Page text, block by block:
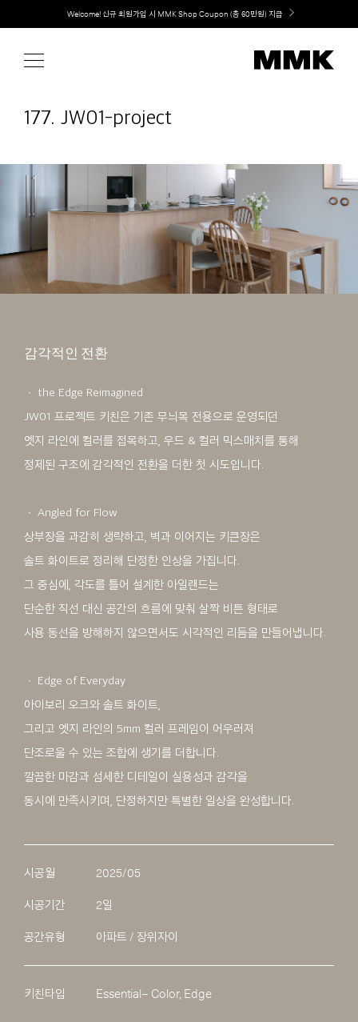
content
취향대로 완성하는 커스텀 아일랜드 키친, MMK The Island 출시
177. JW01-project
감각적인 전환
ㆍ the Edge Reimagined
JW01 프로젝트 키친은 기존 무늬목 전용으로 운영되던
엣지 라인에 컬러를 접목하고, 우드 & 컬러 믹스매치를 통해
정제된 구조에 감각적인 전환을 더한 첫 시도입니다.
ㆍ Angled for Flow
상부장을 과감히 생략하고, 벽과 이어지는 키큰장은
솔트 화이트로 정리해 단정한 인상을 가집니다.
그 중심에, 각도를 틀어 설계한 아일랜드는
단순한 직선 대신 공간의 흐름에 맞춰 살짝 비튼 형태로
사용 동선을 방해하지 않으면서도 시각적인 리듬을 만들어냅니다.
ㆍ Edge of Everyday
아이보리 오크와 솔트 화이트,
그리고 엣지 라인의 5mm 컬러 프레임이 어우러져
단조로울 수 있는 조합에 생기를 더합니다.
깔끔한 마감과 섬세한 디테일이 실용성과 감각을
동시에 만족시키며, 단정하지만 특별한 일상을 완성합니다.
시공월 2025/05
시공기간 2일
공간유형 아파트 / 장위자이
키친타입 Essential– Color, Edge